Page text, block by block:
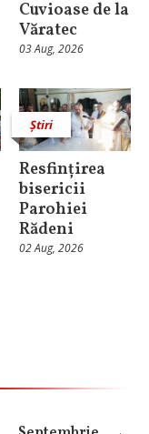
Cuvioase de la
Văratec
03 Aug, 2026
Știri
Resfințirea
bisericii
Parohiei
Rădeni
02 Aug, 2026